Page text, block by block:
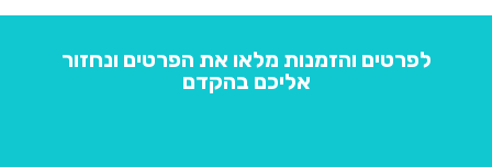
לפרטים והזמנות מלאו את הפרטים ונחזור
אליכם בהקדם